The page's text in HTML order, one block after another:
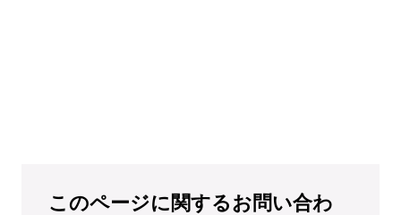
このページに関するお問い合わ